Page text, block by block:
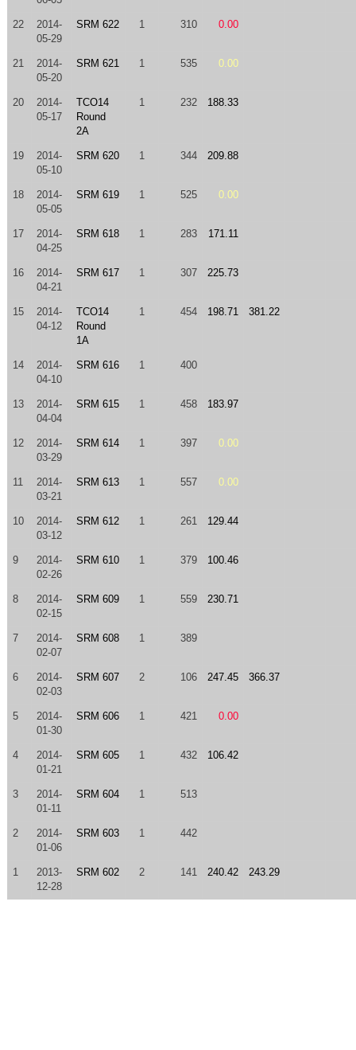
22
2014-
05-29
SRM 622 1 310 0.00
21
2014-
05-20
SRM 621 1 535 0.00
20
2014-
05-17
TCO14
Round
2A
1 232 188.33
19
2014-
05-10
SRM 620 1 344 209.88
18
2014-
05-05
SRM 619 1 525 0.00
17
2014-
04-25
SRM 618 1 283 171.11
16
2014-
04-21
SRM 617 1 307 225.73
15
2014-
04-12
TCO14
Round
1A
1 454 198.71 381.22
14
2014-
04-10
SRM 616 1 400
13
2014-
04-04
SRM 615 1 458 183.97
12
2014-
03-29
SRM 614 1 397 0.00
11
2014-
03-21
SRM 613 1 557 0.00
10
2014-
03-12
SRM 612 1 261 129.44
9
2014-
02-26
SRM 610 1 379 100.46
8
2014-
02-15
SRM 609 1 559 230.71
7
2014-
02-07
SRM 608 1 389
6
2014-
02-03
SRM 607 2 106 247.45 366.37
5
2014-
01-30
SRM 606 1 421 0.00
4
2014-
01-21
SRM 605 1 432 106.42
3
2014-
01-11
SRM 604 1 513
2
2014-
01-06
SRM 603 1 442
1
2013-
12-28
SRM 602 2 141 240.42 243.29